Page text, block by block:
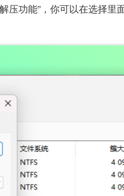
功能”，你可以在选择里